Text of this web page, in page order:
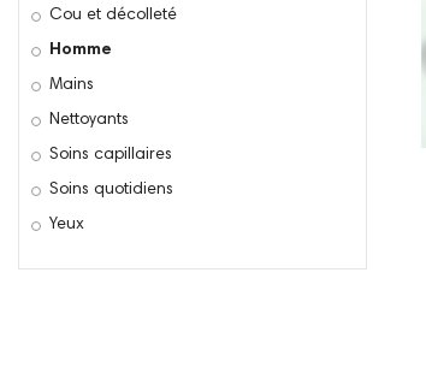
Cou et décolleté
Homme
Mains
Nettoyants
Soins capillaires
Soins quotidiens
Yeux